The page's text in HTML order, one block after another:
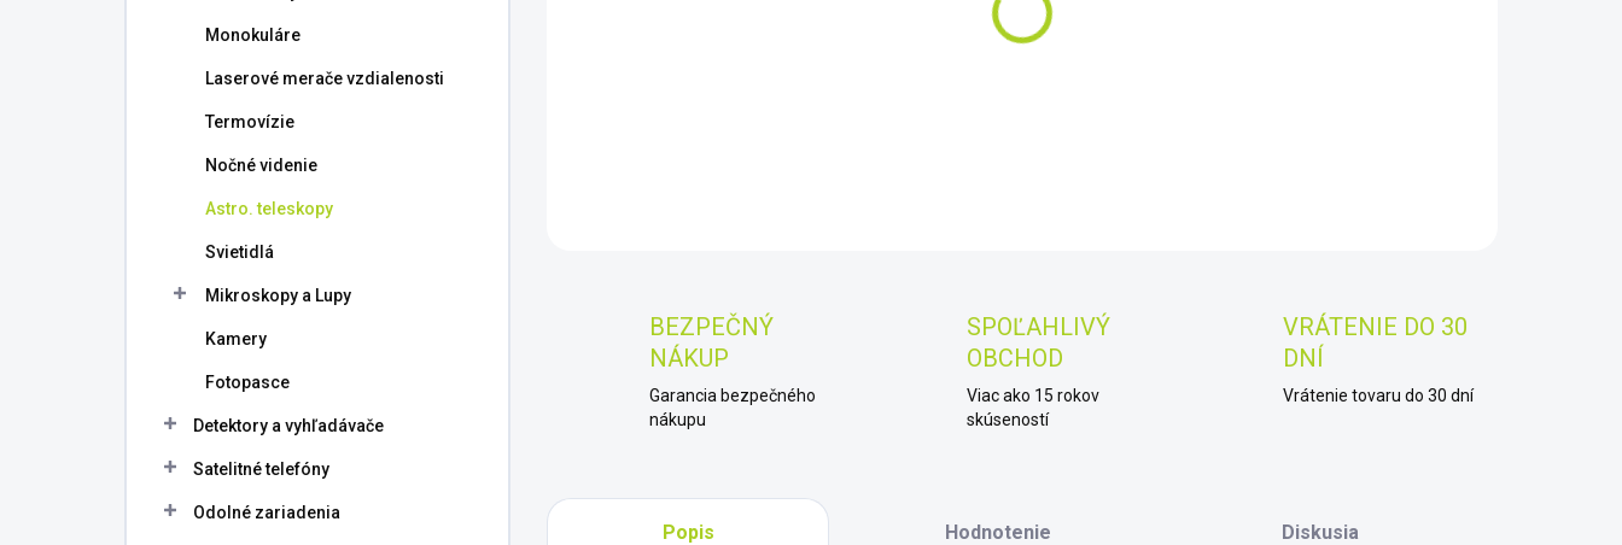
Monokuláre
Laserové merače vzdialenosti
Termovízie
Nočné videnie
Astro. teleskopy
Svietidlá
Mikroskopy a Lupy
Kamery
Fotopasce
Detektory a vyhľadávače
Satelitné telefóny
Odolné zariadenia
7.8.2026
BEZPEČNÝ
NÁKUP
Garancia bezpečného
nákupu
SPOĽAHLIVÝ
OBCHOD
Viac ako 15 rokov
skúseností
VRÁTENIE DO 30
DNÍ
Vrátenie tovaru do 30 dní
Popis Hodnotenie Diskusia